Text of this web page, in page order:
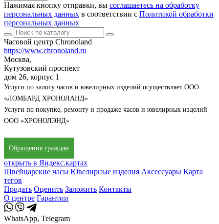
Нажимая кнопку отправки, вы соглашаетесь на обработку
персональных данных в соответствии с Политикой обработки
персональных данных
Часовой центр Chronoland
https://www.chronoland.ru
Москва,
Кутузовский проспект
дом 26, корпус 1
Услуги по залогу часов и ювелирных изделий осуществляет ООО
«ЛОМБАРД ХРОНОЛАНД»
Услуги по покупке, ремонту и продаже часов и ювелирных изделий
ООО «ХРОНОЛЭНД»
Обращения граждан
открыть в Яндекс.картах
Швейцарские часы Ювелирные изделия Аксессуары Карта
тегов
Продать Оценить Заложить Контакты
О центре Гарантии
WhatsApp, Telegram